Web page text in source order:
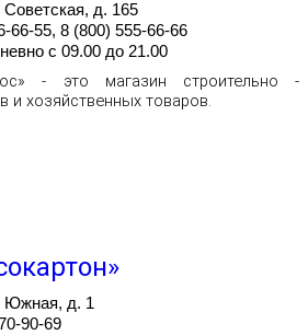
Советская, д. 165
66-55, 8 (800) 555-66-66
с 09.00 до 21.00
- это магазин строительно -
и хозяйственных товаров.
Южная, д. 1
90-69